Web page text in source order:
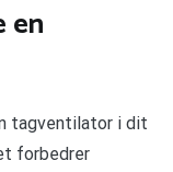
en
tagventilator i dit
forbedrer